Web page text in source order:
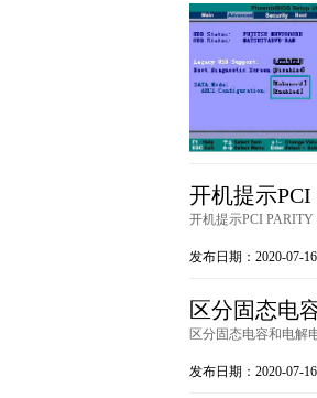
开机提示PCI
开机提示PCI PARITY
发布日期：2020-07-16
区分固态电
区分固态电容和电解
发布日期：2020-07-16